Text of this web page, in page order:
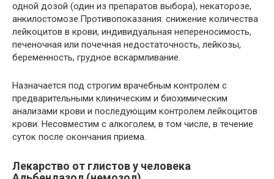
одной дозой (один из препаратов выбора), некаторозе,
анкилостомозе.Противопоказания: снижение количества
лейкоцитов в крови, индивидуальная непереносимость,
печеночная или почечная недостаточность, лейкозы,
беременность, грудное вскармливание.
Назначается под строгим врачебным контролем с
предварительными клиническим и биохимическим
анализами крови и последующим контролем лейкоцитов
крови. Несовместим с алкоголем, в том числе, в течение
суток после окончания приема.
Лекарство от глистов у человека